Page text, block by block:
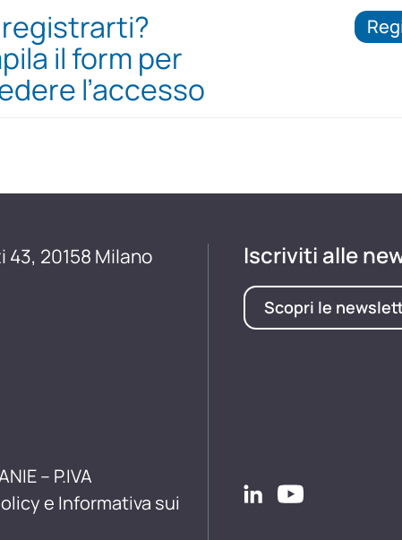
registrarti?
il form per
l’accesso
43, 20158 Milano
– P.IVA
e Informativa sui
Iscriviti alle
Scopri le